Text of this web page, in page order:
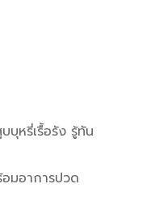
บุหรี่เรื้อรัง รู้ทัน
มอาการปวด